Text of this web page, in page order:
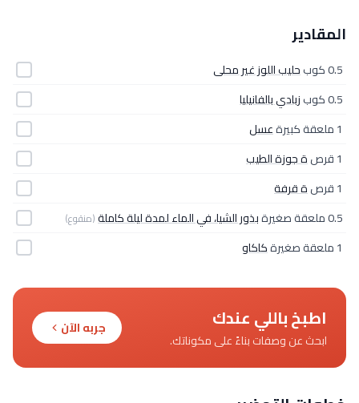
المقادير
0.5 كوب
حليب اللوز غير محلى
0.5 كوب
زبادي بالفانيليا
1 ملعقة كبيرة
عسل
1 قرص
ة جوزة الطيب
1 قرص
ة قرفة
0.5 ملعقة صغيرة
بذور الشيا، في الماء لمدة ليلة كاملة(منقوع)
1 ملعقة صغيرة كاكاو
اطبخ باللي عندك
ابحث عن وصفات بناءً على مكوناتك.
جربه الآن